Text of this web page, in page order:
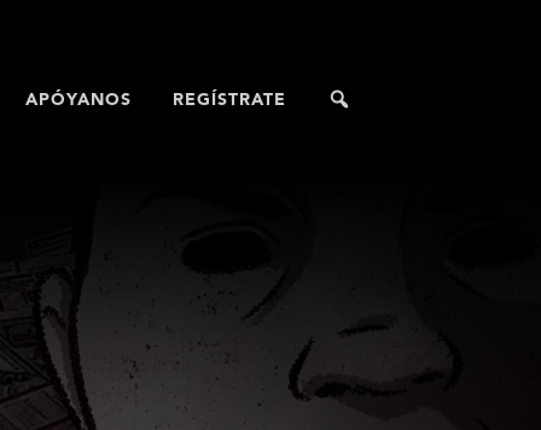
APÓYANOS REGÍSTRATE